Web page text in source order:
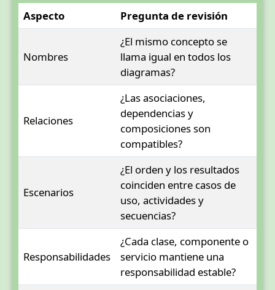
Aspecto Pregunta de revisión
Nombres
¿El mismo concepto se
llama igual en todos los
diagramas?
Relaciones
¿Las asociaciones,
dependencias y
composiciones son
compatibles?
Escenarios
¿El orden y los resultados
coinciden entre casos de
uso, actividades y
secuencias?
Responsabilidades
¿Cada clase, componente o
servicio mantiene una
responsabilidad estable?